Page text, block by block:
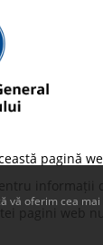
pagină
informații
pagini web
vă oferim cea